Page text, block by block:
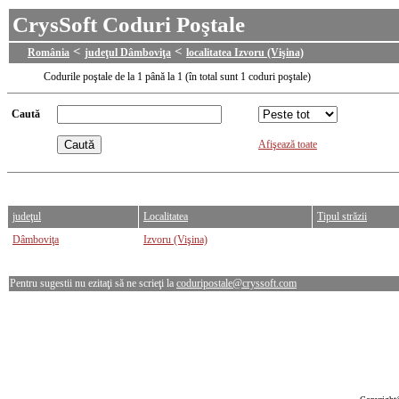
CrysSoft Coduri Poştale
România < judeţul Dâmboviţa < localitatea Izvoru (Vişina)
Codurile poştale de la 1 până la 1 (în total sunt 1 coduri poştale)
Caută
Afişează toate
judeţul Localitatea
Tipul străzii
Dâmboviţa
Izvoru (Vişina)
Pentru sugestii nu ezitaţi să ne scrieţi la coduripostale@cryssoft.com